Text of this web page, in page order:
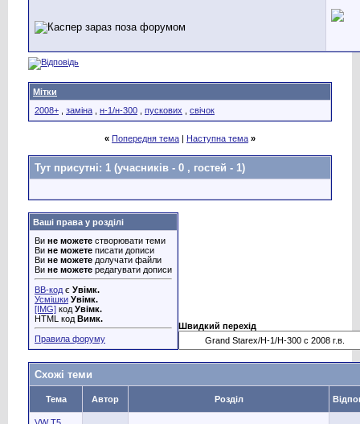
Мітки
2008+
заміна н-1/н-300 пускових свічок
« Попередня тема | Наступна тема »
Тут присутні: 1 (учасників - 0 , гостей - 1)
Ваші права у розділі
Ви не можете створювати теми
Ви не можете писати дописи
Ви не можете долучати файли
Ви не можете редагувати дописи
BB-код є Увімк.
Усмішки Увімк.
[IMG] код Увімк.
HTML код Вимк.
Правила форуму
Швидкий перехід
Схожі теми
Тема Автор Розділ
VW T5